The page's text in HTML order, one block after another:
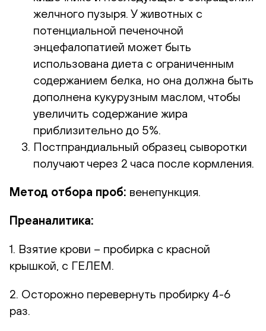
желчного пузыря. У животных с
потенциальной печеночной
энцефалопатией может быть
использована диета с ограниченным
содержанием белка, но она должна быть
дополнена кукурузным маслом, чтобы
увеличить содержание жира
приблизительно до 5%.
Постпрандиальный образец сыворотки
получают через 2 часа после кормления.
Метод отбора проб: венепункция.
Преаналитика:
1. Взятие крови – пробирка с красной
крышкой, с ГЕЛЕМ.
2. Осторожно перевернуть пробирку 4-6
раз.